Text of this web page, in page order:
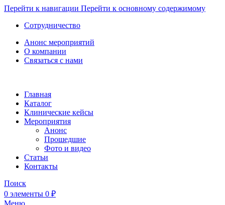
Перейти к навигации Перейти к основному содержимому
Сотрудничество
Анонс мероприятий
О компании
Связаться с нами
Главная
Каталог
Клинические кейсы
Мероприятия
Анонс
Прошедшие
Фото и видео
Статьи
Контакты
Поиск
0 элементы 0 ₽
Меню